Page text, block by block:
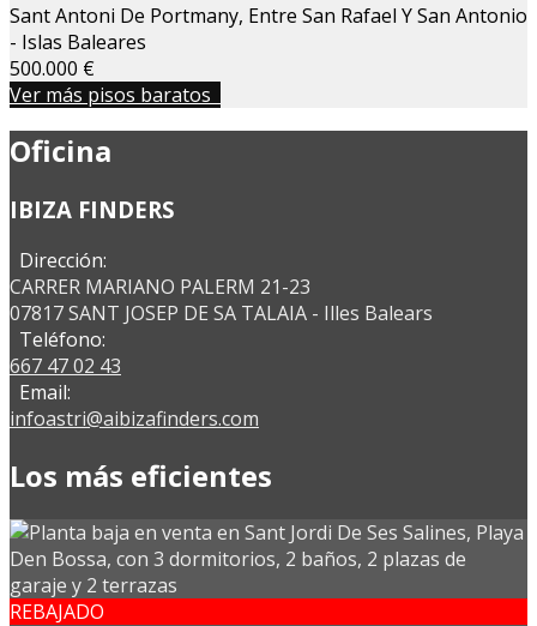
Sant Antoni De Portmany, Entre San Rafael Y San Antonio
- Islas Baleares
500.000 €
Ver más pisos baratos
Oficina
IBIZA FINDERS
Dirección:
CARRER MARIANO PALERM 21-23
07817 SANT JOSEP DE SA TALAIA - Illes Balears
Teléfono:
667 47 02 43
Email:
infoastri@aibizafinders.com
Los más eficientes
REBAJADO